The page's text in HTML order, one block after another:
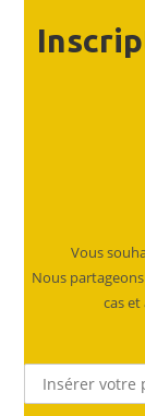
Vous
Nous
cas